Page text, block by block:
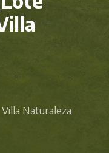
Villa Naturaleza